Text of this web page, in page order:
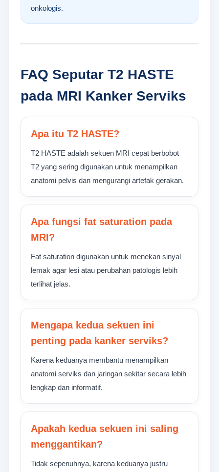
onkologis.
FAQ Seputar T2 HASTE
pada MRI Kanker Serviks
Apa itu T2 HASTE?
T2 HASTE adalah sekuen MRI cepat berbobot
T2 yang sering digunakan untuk menampilkan
anatomi pelvis dan mengurangi artefak gerakan.
Apa fungsi fat saturation pada
MRI?
Fat saturation digunakan untuk menekan sinyal
lemak agar lesi atau perubahan patologis lebih
terlihat jelas.
Mengapa kedua sekuen ini
penting pada kanker serviks?
Karena keduanya membantu menampilkan
anatomi serviks dan jaringan sekitar secara lebih
lengkap dan informatif.
Apakah kedua sekuen ini saling
menggantikan?
Tidak sepenuhnya, karena keduanya justru